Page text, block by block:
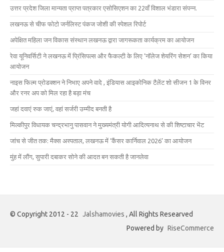
उत्तर प्रदेश जिला मान्यता प्राप्त पत्रकार एसोसिएशन का 22वाँ विशाल भंडारा संपन्न.
लखनऊ से चीफ फोटो जर्नलिस्ट पंकज जोशी की स्पेशल रिपोर्ट
अपेक्षित महिला जन विकास संस्थान लखनऊ द्वारा जागरूकता कार्यक्रम का आयोजन
रेवा यूनिवर्सिटी ने लखनऊ में प्रिंसिपल्स और फैकल्टी के लिए ‘नॉलेज शेयरिंग सेशन’ का किया
आयोजन
नाइस फिल्म प्रोडक्शन ने निभाए अपने वादे , इंडियास आइकोनिक टैलेंट शो सीजन 1 के विनर
और रनर अप को मिल रहा है बड़ा मंच
जहां दवाएं रुक जाएं, वहां सर्जरी उम्मीद बनती है
मिल्कीपुर विधायक चन्द्रभानु पासवान ने मुख्यमंत्री योगी आदित्यनाथ से की शिष्टाचार भेंट
जांच से जीत तक: मैक्स अस्पताल, लखनऊ में ‘कैंसर कार्निवाल 2026’ का आयोजन
मुंह में लौंग, सुपारी दबाकर सोने की आदत बन सकती है जानलेवा
© Copyright 2012 - 22 Jalshamovies , All Rights Researved
Powered by RiseCommerce